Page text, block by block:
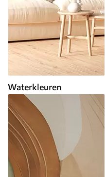
Waterkleuren